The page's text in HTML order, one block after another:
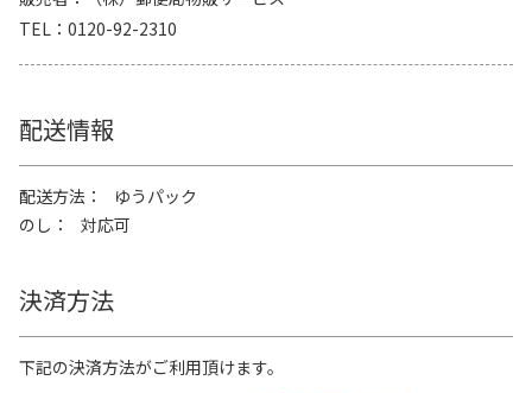
TEL
0120-92-2310
配送情報
配送方法
ゆうパック
のし
対応可
決済方法
下記の決済方法がご利用頂けます。